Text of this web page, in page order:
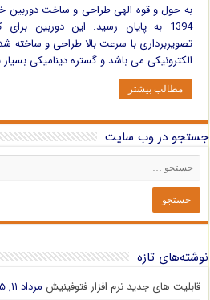
1394 به پایان رسید. این دوربین
تصویربرداری با سرعت بالا طراحی و ساخته
الکترونیکی می باشد و گستره دینامیکی
مطالب بیشتر
جستجو در وب سایت
نوشته‌های تازه
قابلیت های جدید نرم افزار فتوفینیش مرداد ۱۱, ۱۴۰۵